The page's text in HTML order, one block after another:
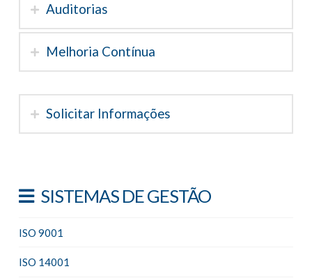
Auditorias
Melhoria Contínua
Solicitar Informações
SISTEMAS DE GESTÃO
ISO 9001
ISO 14001